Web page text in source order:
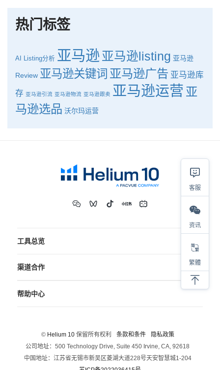
热门标签
AI Listing分析 亚马逊 亚马逊listing 亚马逊
Review 亚马逊关键词 亚马逊广告 亚马逊库
存 亚马逊引流 亚马逊物流 亚马逊跟卖 亚马逊运营 亚
马逊选品 沃尔玛运营
工具总览
渠道合作
帮助中心
© Helium 10保留所有权利 条款和条件
隐私政策
公司地址：500 Technology Drive, Suite 450 Irvine, CA, 92618
中国地址：江苏省无锡市新吴区菱湖大道228号天安智慧城1-204
客服
资讯
繁體